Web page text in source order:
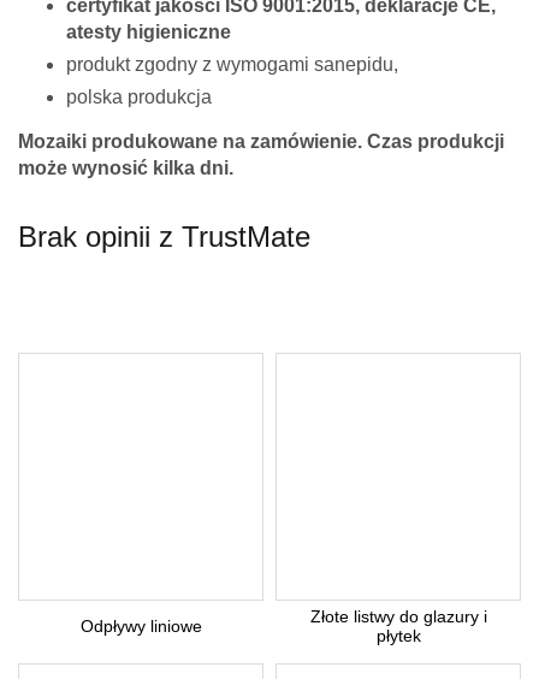
certyfikat jakości ISO 9001:2015, deklaracje CE,
atesty higieniczne
produkt zgodny z wymogami sanepidu,
polska produkcja
Mozaiki produkowane na zamówienie. Czas produkcji
może wynosić kilka dni.
Brak opinii z TrustMate
Odpływy liniowe
Złote listwy do glazury i
płytek
Twoje imię *
Twój adres e-mail *
Pytanie *